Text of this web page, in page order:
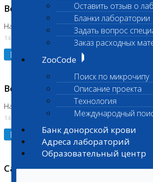
Оставить отзыв о
Бланки лаборатории
Задать вопрос
Заказ расходных
ZooCode
Поиск по микрочипу
Описание проекта
Технология
Международный
Банк донорской крови
Адреса лабораторий
Образовательный центр
Возобновлено выполнение
На Нагорной (Код 961, 962)
14.07.2026
Подробнее
Возобновлено выполнение
На Нагорной (Код 157)
14.07.2026
Подробнее
Санитарный день